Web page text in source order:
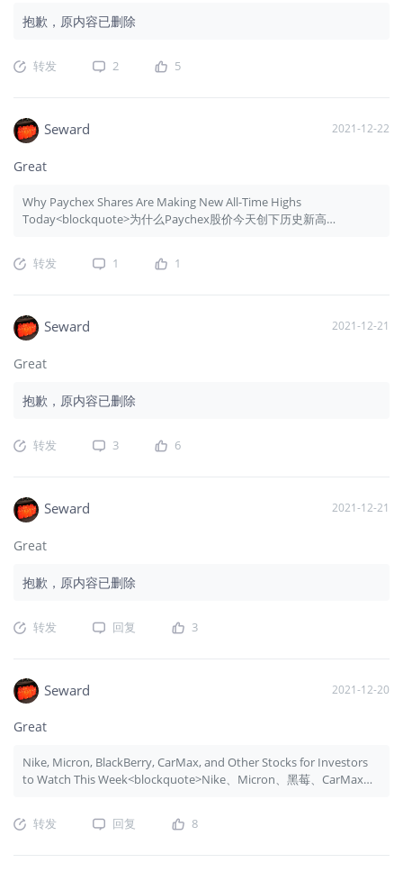
抱歉，原内容已删除
转发 2 5
Seward 2021-12-22
Great
Why Paychex Shares Are Making New All-Time Highs
Today<blockquote>为什么Paychex股价今天创下历史新高
转发
1 1
Seward 2021-12-21
Great
抱歉，原内容已删除
转发 3 6
Seward 2021-12-21
Great
抱歉，原内容已删除
转发 回复 3
Seward 2021-12-20
Great
Nike, Micron, BlackBerry, CarMax, and Other Stocks for Investors
to Watch This Week<blockquote>Nike、Micron、黑莓、CarMax等
转发
回复 8